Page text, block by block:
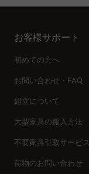
えば、実際の部屋
硬めまで、好みに
機能的なソファが
お客様サポート
初めての方へ
お問い合わせ・FAQ
組立について
大型家具の搬入方法
不要家具引取サービス
荷物のお問い合わせ